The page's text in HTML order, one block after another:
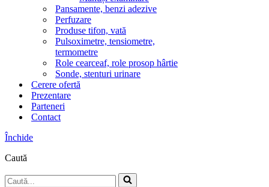
Pansamente, benzi adezive
Perfuzare
Produse tifon, vată
Pulsoximetre, tensiometre,
termometre
Role cearceaf, role prosop hârtie
Sonde, stenturi urinare
Cerere ofertă
Prezentare
Parteneri
Contact
Închide
Caută
Caută...